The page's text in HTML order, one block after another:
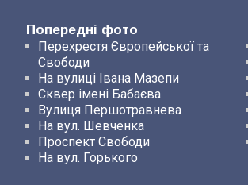
Попередні фото
Перехрестя Європейської та
Свободи
На вулиці Івана Мазепи
Сквер імені Бабаєва
Вулиця Першотравнева
На вул. Шевченка
Проспект Свободи
На вул. Горького